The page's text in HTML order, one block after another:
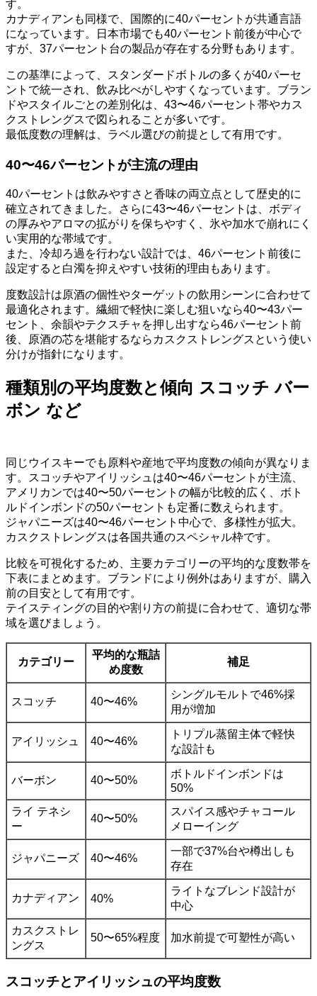
す。
カナディアンも同様で、国際的に40パーセントが共通言語
になっています。日本市場でも40パーセント前後が中心で
すが、37パーセント台の製品が存在する分野もあります。
この基準によって、スタンダードボトルの多くが40パーセ
ントで統一され、飲み比べがしやすくなっています。ブラン
ドやスタイルごとの差別化は、43〜46パーセント帯やカス
クストレングスで図られることが多いです。
最低度数の理解は、ラベル選びの前提として有用です。
40〜46パーセントが主流の理由
40パーセントは飲みやすさと香味の両立点として歴史的に
確立されてきました。さらに43〜46パーセントは、ボディ
の厚みやアロマの拡がりを保ちやすく、氷や加水で崩れにく
い実用的な帯域です。
また、冷却ろ過を行わない設計では、46パーセント前後に
設定すると白濁を抑えやすい技術的理由もあります。
度数設計は原酒の個性やターゲットの飲用シーンに合わせて
最適化されます。繊細で軽快に楽しむ狙いなら40〜43パー
セント、余韻やテクスチャを押し出すなら46パーセント前
後、原酒の芯を堪能するならカスクストレングスという使い
分けが指針になります。
種類別の平均度数と傾向 スコッチ バー
ボン など
同じウイスキーでも原料や産地で平均度数の傾向が異なりま
す。スコッチやアイリッシュは40〜46パーセントが主流、
アメリカンでは40〜50パーセントの幅が比較的広く、ボト
ルドインボンドの50パーセントも定番に数えられます。
ジャパニーズは40〜46パーセント中心で、多様性が拡大。
カスクストレングスは各国共通のスペシャル枠です。
比較を可視化するため、主要カテゴリーの平均的な度数帯を
下表にまとめます。ブランドにより例外はありますが、購入
前の目安として有用です。
テイスティングの目的や割り方の前提に合わせて、適切な帯
域を選びましょう。
カテゴリー
平均的な瓶詰
め度数
補足
スコッチ 40〜46%
シングルモルトで46%採
用が増加
アイリッシュ 40〜46%
トリプル蒸留主体で軽快
な設計も
バーボン 40〜50%
ボトルドインボンドは
50%
ライ テネシ
ー
40〜50%
スパイス感やチャコール
メローイング
ジャパニーズ 40〜46%
一部で37%台や樽出しも
存在
カナディアン 40%
ライトなブレンド設計が
中心
カスクストレ
ングス
50〜65%程度 加水前提で可塑性が高い
スコッチとアイリッシュの平均度数